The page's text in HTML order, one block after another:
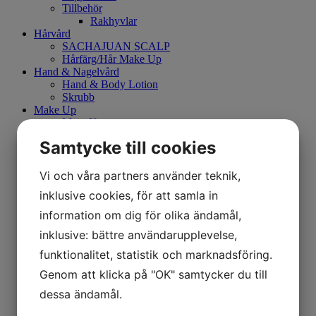
Tillbehör
Rakhyvlar
Hårvård
SACHAJUAN SCALP
Hårfärg/Hår Make Up
Hand & Nagelvård
Hand & Body Lotion
Skrubb
Make Up
Mary Kay
Kroppsvård
Smink
Eyeliner
Mascara
Kajalpenna
Primer
Concealer
CC Cream
Foundation
Puder
Samtycke till cookies
Vi och våra partners använder teknik,
inklusive cookies, för att samla in
information om dig för olika ändamål,
inklusive: bättre användarupplevelse,
funktionalitet, statistik och marknadsföring.
Genom att klicka på "OK" samtycker du till
dessa ändamål.